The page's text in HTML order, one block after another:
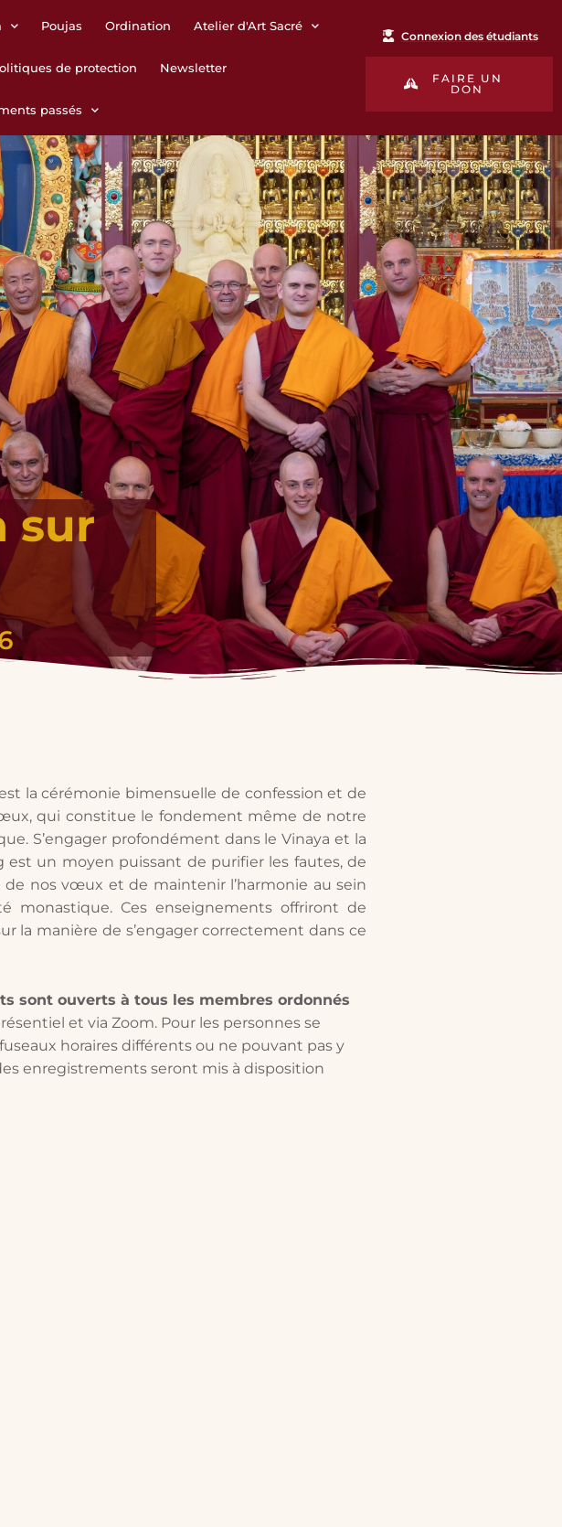
Poujas Ordination Atelier d'Art Sacré
de protection Newsletter
passés
Connexion des étudiants
FAIRE UN
DON
sur
la cérémonie bimensuelle de confession et de
qui constitue le fondement même de notre
S’engager profondément dans le Vinaya et la
est un moyen puissant de purifier les fautes, de
de nos vœux et de maintenir l’harmonie au sein
monastique. Ces enseignements offriront de
la manière de s’engager correctement dans ce
sont ouverts à tous les membres ordonnés
et via Zoom. Pour les personnes se
horaires différents ou ne pouvant pas y
enregistrements seront mis à disposition